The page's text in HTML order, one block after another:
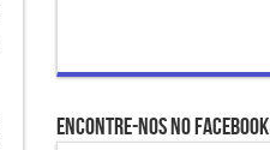
Encontre-nos no Facebook